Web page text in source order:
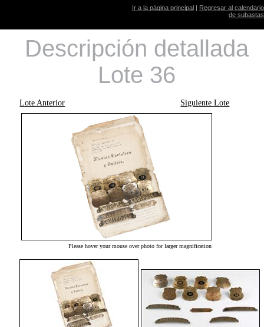
Ir a la página principal | Regresar al calendario
de subastas
Descripción detallada
Lote 36
Lote Anterior Siguiente Lote
Please hover your mouse over photo for larger magnification